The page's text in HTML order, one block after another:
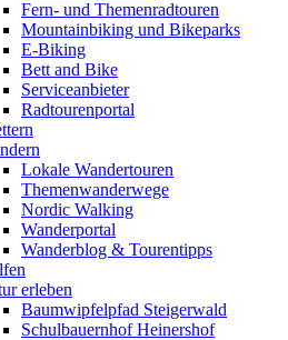
Fern- und Themenradtouren
Mountainbiking und Bikeparks
E-Biking
Bett and Bike
Serviceanbieter
Radtourenportal
Lokale Wandertouren
Themenwanderwege
Nordic Walking
Wanderportal
Wanderblog & Tourentipps
erleben
Baumwipfelpfad Steigerwald
Schulbauernhof Heinershof